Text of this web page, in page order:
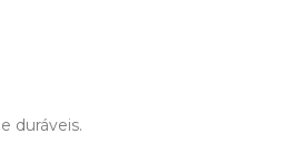
duráveis.